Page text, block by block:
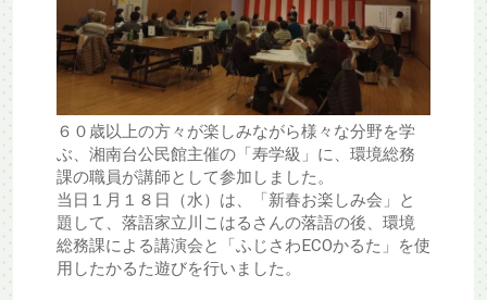
６０歳以上の方々が楽しみながら様々な分野を学
ぶ、湘南台公民館主催の「寿学級」に、環境総務
課の職員が講師として参加しました。
当日１月１８日（水）は、「新春お楽しみ会」と
題して、落語家立川こはるさんの落語の後、環境
総務課による講演会と「ふじさわECOかるた」を使
用したかるた遊びを行いました。